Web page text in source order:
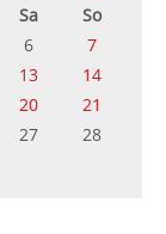
SamstagSonntag
6
7
13
14
20
21
27
28